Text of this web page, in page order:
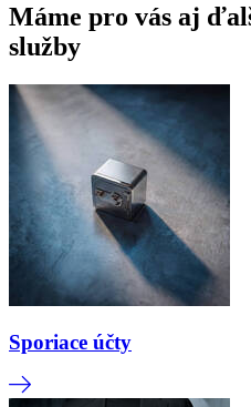
Máme pro vás aj
služby
Sporiace účty